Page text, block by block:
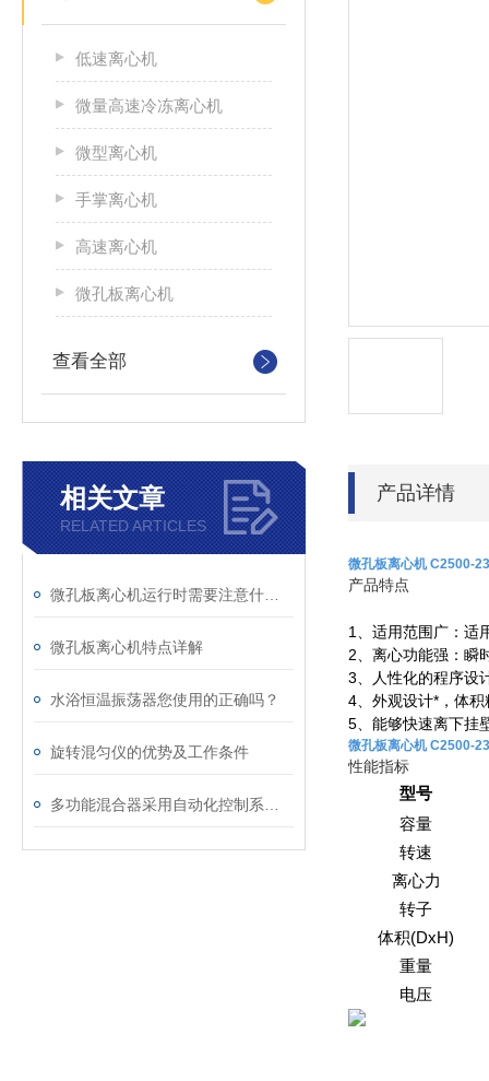
低速离心机
微量高速冷冻离心机
微型离心机
手掌离心机
高速离心机
微孔板离心机
查看全部
相关文章
RELATED ARTICLES
微孔板离心机特点详解
水浴恒温振荡器您使用的正确吗？
旋转混匀仪的优势及工作条件
产品详情
微孔板离心机 C2500-
产品特点
1
、适用范围广：
2 、离心功能强：
3 、人性化的程序
4 、外观设计*，体
5 、能够快速离下
微孔板离心机 C2500-
性能指标
型号
容量
转速
离心力
转子
体积(DxH)
重量
电压